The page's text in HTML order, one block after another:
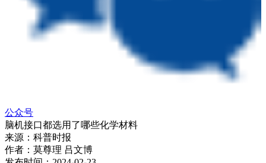
公众号
脑机接口都选用了哪些化学材料
来源： 科普时报
作者： 莫尊理 吕文博